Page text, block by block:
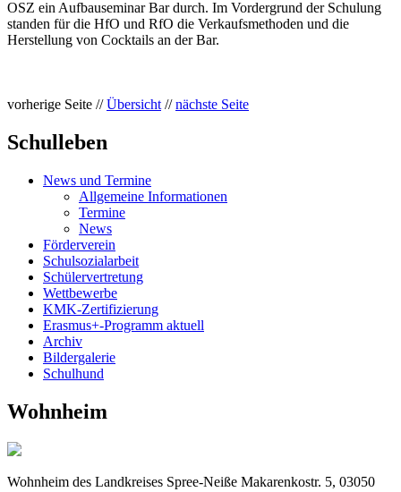
OSZ ein Aufbauseminar Bar durch. Im Vordergrund der Schulung
standen für die HfO und RfO die Verkaufsmethoden und die
Herstellung von Cocktails an der Bar.
vorherige Seite //Übersicht//nächste Seite
Schulleben
News und Termine
Allgemeine Informationen
Termine
News
Förderverein
Schulsozialarbeit
Schülervertretung
Wettbewerbe
KMK-Zertifizierung
Erasmus+-Programm aktuell
Archiv
Bildergalerie
Schulhund
Wohnheim
Wohnheim des Landkreises Spree-Neiße Makarenkostr. 5, 03050